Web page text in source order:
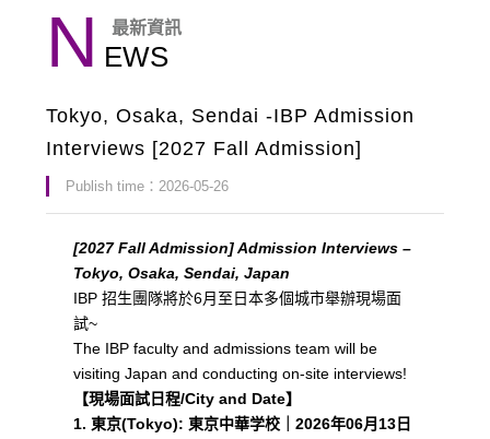
N EWS
最新資訊
Tokyo, Osaka, Sendai -IBP Admission
Interviews [2027 Fall Admission]
Publish time：2026-05-26
[2027 Fall Admission] Admission Interviews –
Tokyo, Osaka, Sendai, Japan
IBP 招生團隊將於6月至日本多個城市舉辦現場面
試~
The IBP faculty and admissions team will be
visiting Japan and conducting on-site interviews!
【現場面試日程/City and Date】
1. 東京(Tokyo): 東京中華学校｜2026年06月13日